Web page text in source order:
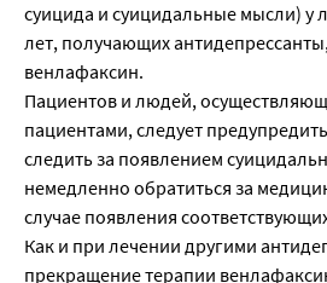
суицида и суицидальные мысли) у
лет, получающих
венлафаксин.
Пациентов и людей,
пациентами, следует
следить за появлением
немедленно обратиться за
случае появления
Как и при лечении другими
прекращение терапии